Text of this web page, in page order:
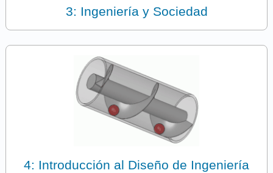
3: Ingeniería y Sociedad
4: Introducción al Diseño de Ingeniería